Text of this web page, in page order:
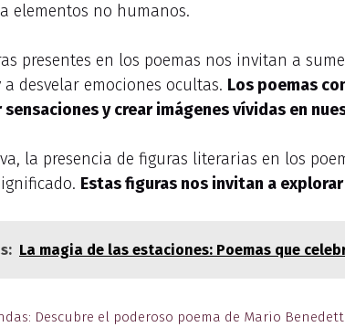
elementos no humanos.
presentes en los poemas nos invitan a
desvelar emociones ocultas. Los poemas
y crear imágenes vívidas en
la presencia de figuras literarias en los
Estas figuras nos invitan a
La magia de las estaciones: Poemas que
Descubre el poderoso poema de Mario